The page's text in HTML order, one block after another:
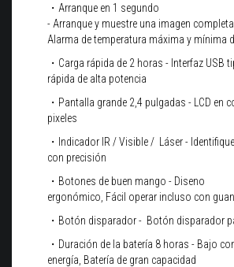
・ Arranque en 1 segundo
- Arranque y muestre una imagen
Alarma de temperatura máxima y mínima
・Carga rápida de 2 horas - Interfaz USB
rápida de alta potencia
・Pantalla grande 2,4 pulgadas - LCD en
pixeles
・Indicador IR / Visible /
Láser -
con precisión
・Botones de buen mango - Diseno
ergonómico, Fácil operar incluso con
・Botón disparador - Botón disparador
・Duración de la batería 8 horas - Bajo
energía, Batería de gran capacidad